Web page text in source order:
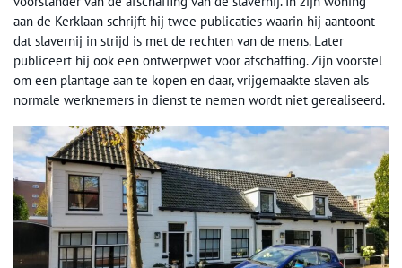
aan de Kerklaan schrijft hij twee publicaties waarin hij aantoont
dat slavernij in strijd is met de rechten van de mens. Later
publiceert hij ook een ontwerpwet voor afschaffing. Zijn voorstel
om een plantage aan te kopen en daar, vrijgemaakte slaven als
normale werknemers in dienst te nemen wordt niet gerealiseerd.